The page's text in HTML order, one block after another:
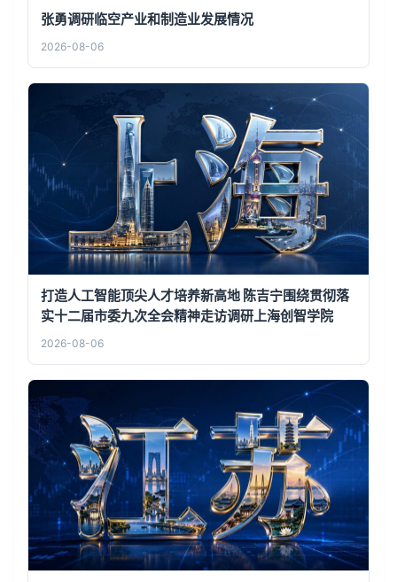
张勇调研临空产业和制造业发展情况
2026-08-06
打造人工智能顶尖人才培养新高地 陈吉宁围绕贯彻落
实十二届市委九次全会精神走访调研上海创智学院
2026-08-06